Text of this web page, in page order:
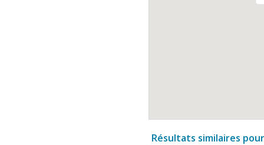
Résultats similaires